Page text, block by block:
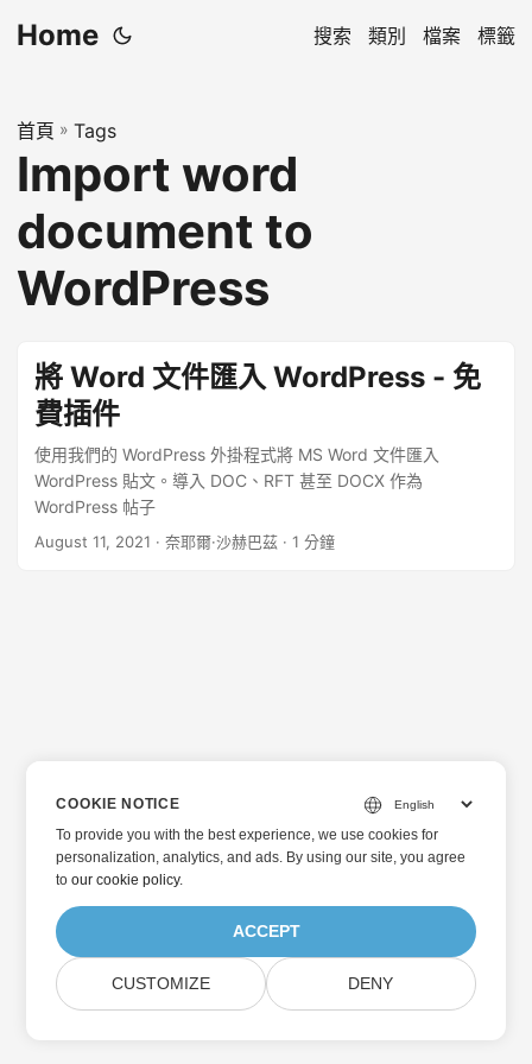
Home 搜索 類別 檔案 標籤
首頁 » Tags
Import word
document to
WordPress
將 Word 文件匯入 WordPress - 免
費插件
使用我們的 WordPress 外掛程式將 MS Word 文件匯入
WordPress 貼文。導入 DOC、RFT 甚至 DOCX 作為
WordPress 帖子
August 11, 2021 · 奈耶爾·沙赫巴茲 · 1 分鐘
COOKIE NOTICE
To provide you with the best experience, we use cookies for
personalization, analytics, and ads. By using our site, you agree
toour cookie policy.
ACCEPT
CUSTOMIZE DENY